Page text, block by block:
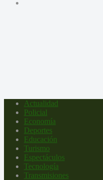
Actualidad
Policial
Economía
Deportes
Educación
Turismo
Espectáculos
Tecnología
Transmisiones